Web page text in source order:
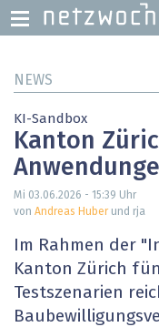
zumNEWS
KI-Sandbox
Kanton
Mi 03.06.2026 - 15:39 Uhr
von Andreas Huberund rja
Im Rahmen der
Kanton Zürich
Testszenarien